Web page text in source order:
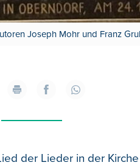
Joseph Mohr und Franz
der Lieder in der